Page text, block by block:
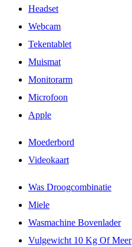
Headset
Webcam
Tekentablet
Muismat
Monitorarm
Microfoon
Apple
Moederbord
Videokaart
Was Droogcombinatie
Miele
Wasmachine Bovenlader
Vulgewicht 10 Kg Of Meer